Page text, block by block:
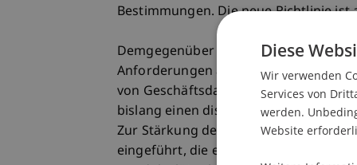
Bestimmungen. Die neue Richtlinie ist
Demgegenüber werden in der
Anforderungen an die
von Geschäftsdaten an die
bislang einen diskriminierungsfreien
Zur Stärkung der Transparenz auf
eingeführt, die eine Verlagerung
Diese
Wir verwenden
Services von
werden.
Website